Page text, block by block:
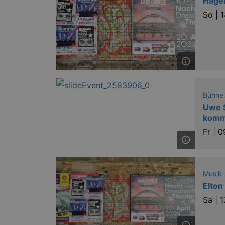
So |
Bühne
Uwe
Fr |
Musik
Sa |
bm_sz
axd
axd
tis
RXSESSID
OptanonConsent